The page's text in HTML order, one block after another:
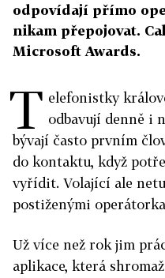
odpovídají přímo
nikam přepojovat.
Microsoft Awards.
T elefonistky
odbavují denně i
bývají často prvním
do kontaktu, když
vyřídit. Volající ale
postiženými
Už více než rok jim
aplikace, která